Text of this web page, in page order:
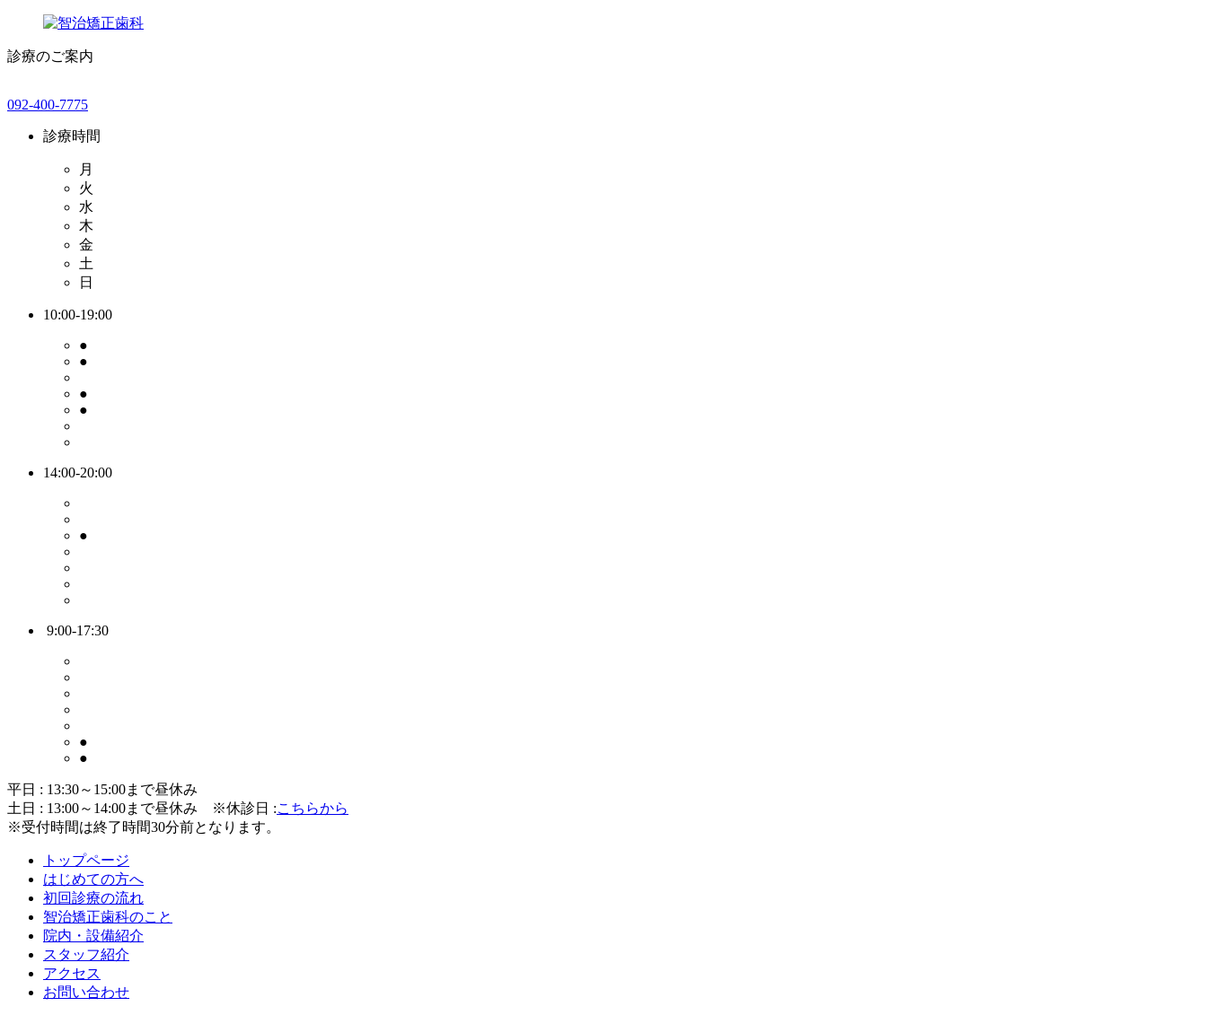
診療のご案内
092-400-7775
診療時間
月
火
水
木
金
土
日
10:00-19:00
●
●
●
●
14:00-20:00
●
9:00-17:30
●
●
平日 : 13:30～15:00まで昼休み
土日 : 13:00～14:00まで昼休み
※休診日 :こちらから
※受付時間は終了時間30分前となります。
トップページ
はじめての方へ
初回診療の流れ
智治矯正歯科のこと
院内・設備紹介
スタッフ紹介
アクセス
お問い合わせ